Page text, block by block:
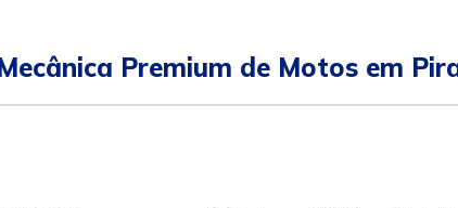
Premium de Motos em